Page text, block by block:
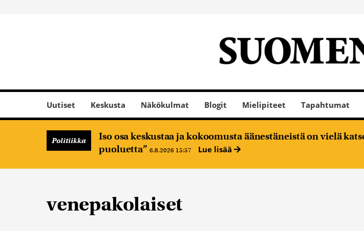
Uutiset Keskusta Näkökulmat Blogit Mielipiteet Tapahtumat
Politiikka
Iso osa keskustaa ja kokoomusta äänestäneistä on vielä
puoluetta” 6.8.2026 15:57 Lue lisää
venepakolaiset